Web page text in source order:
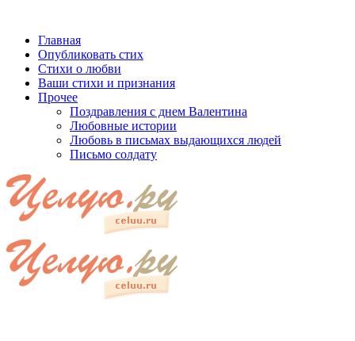
Главная
Опубликовать стих
Стихи о любви
Ваши стихи и признания
Прочее
Поздравления с днем Валентина
Любовные истории
Любовь в письмах выдающихся людей
Письмо солдату